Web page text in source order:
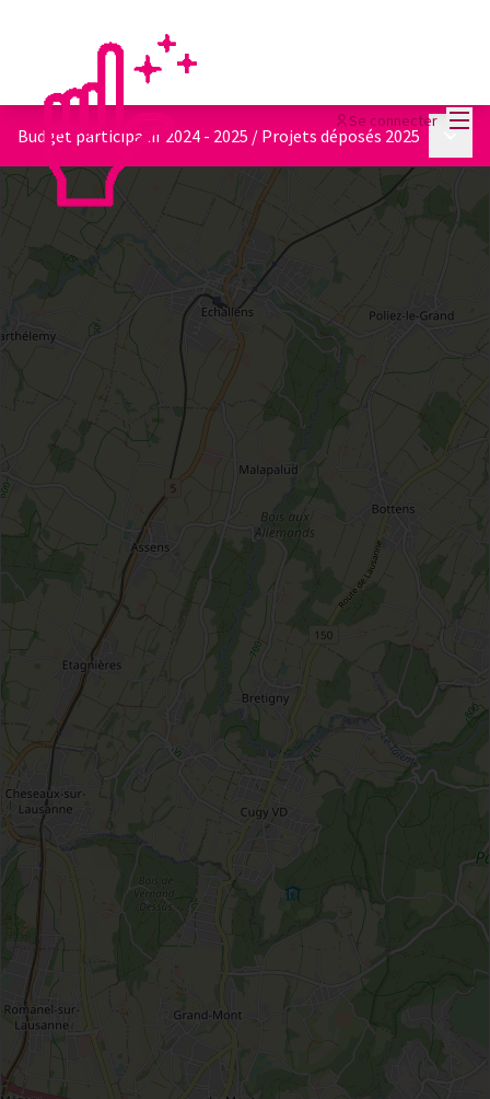
Se connecter
Budget participatif 2024 - 2025 / Projets déposés 2025